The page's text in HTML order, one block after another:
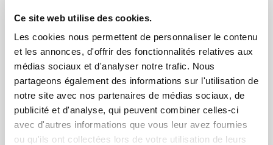
Ce site web utilise des cookies.
Les cookies nous permettent de personnaliser le contenu
et les annonces, d'offrir des fonctionnalités relatives aux
médias sociaux et d'analyser notre trafic. Nous
partageons également des informations sur l'utilisation de
notre site avec nos partenaires de médias sociaux, de
publicité et d'analyse, qui peuvent combiner celles-ci
avec d'autres informations que vous leur avez fournies
ou qu'ils ont collectées lors de votre utilisation de leurs